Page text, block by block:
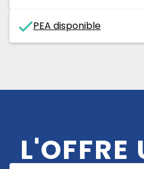
PEA disponible
L'OFFRE